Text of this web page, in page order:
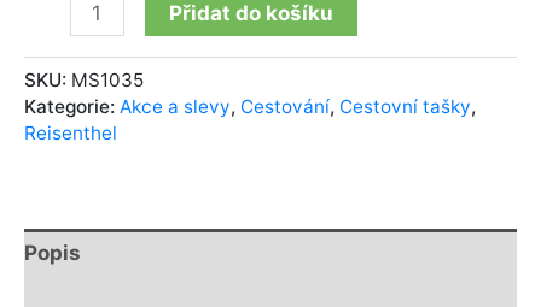
Přidat do košíku
SKU: MS1035
Kategorie: Akce a slevy, Cestování, Cestovní tašky,
Reisenthel
Popis